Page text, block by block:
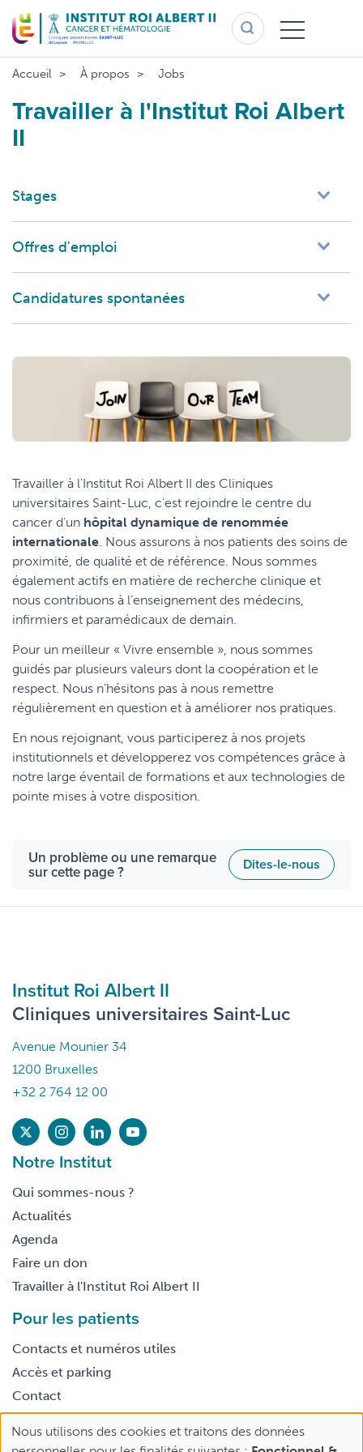
au
contenu
principal
Accueil À propos Jobs
Travailler à l'Institut Roi Albert
II
Stages
Offres d'emploi
Candidatures spontanées
Travailler à l'Institut Roi Albert II des Cliniques
universitaires Saint-Luc, c'est rejoindre le centre du
cancer d'un hôpital dynamique de renommée
internationale. Nous assurons à nos patients des soins de
proximité, de qualité et de référence. Nous sommes
également actifs en matière de recherche clinique et
nous contribuons à l’enseignement des médecins,
infirmiers et paramédicaux de demain.
Pour un meilleur « Vivre ensemble », nous sommes
guidés par plusieurs valeurs dont la coopération et le
respect. Nous n’hésitons pas à nous remettre
régulièrement en question et à améliorer nos pratiques.
En nous rejoignant, vous participerez à nos projets
institutionnels et développerez vos compétences grâce à
notre large éventail de formations et aux technologies de
pointe mises à votre disposition.
Un problème ou une remarque
sur cette page ? Dites-le-nous
Institut Roi Albert II
Cliniques universitaires Saint-Luc
Avenue Mounier 34
1200 Bruxelles
+32 2 764 12 00
Notre Institut
Qui sommes-nous ?
Actualités
Agenda
Faire un don
Travailler à l'Institut Roi Albert II
Pour les patients
Contacts et numéros utiles
Accès et parking
Contact
Footer
Conditions générales d’utilisation
Use
Nous utilisons des cookies et traitons des données